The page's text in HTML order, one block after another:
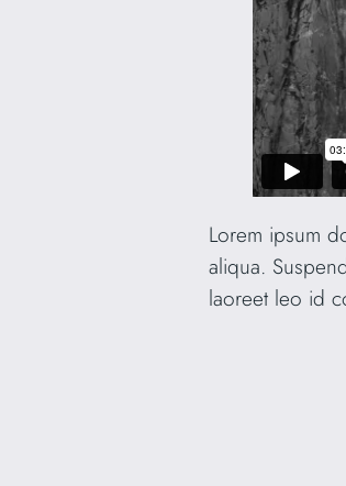
Lorem ipsum
aliqua.
laoreet leo id